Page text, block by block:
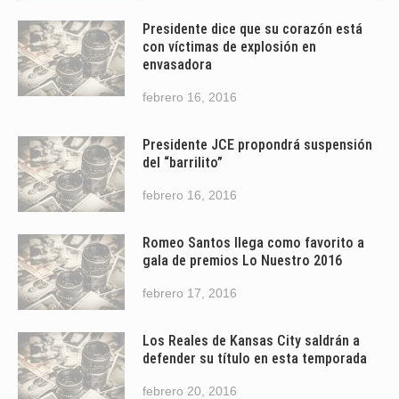
Presidente dice que su corazón está
con víctimas de explosión en
envasadora
febrero 16, 2016
Presidente JCE propondrá suspensión
del “barrilito”
febrero 16, 2016
Romeo Santos llega como favorito a
gala de premios Lo Nuestro 2016
febrero 17, 2016
Los Reales de Kansas City saldrán a
defender su título en esta temporada
febrero 20, 2016